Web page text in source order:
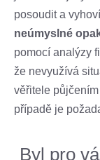
posoudit a
neúmyslné
pomocí analýzy
že nevyužívá
věřitele
případě je
Byl pro